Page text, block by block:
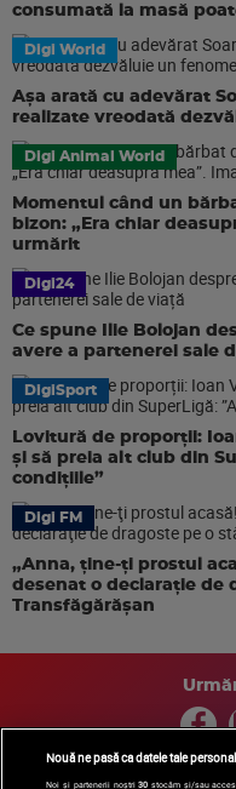
consumată la masă
Digi World
Așa arată cu adevărat
realizate vreodată
Digi Animal World
Momentul când un
bizon: „Era chiar
urmărit
Digi24
Ce spune Ilie Bolojan
avere a partenerei sale
DigiSport
Lovitură de proporții:
și să preia alt club din
condițiile”
Digi FM
„Anna, ţine-ţi prostul
desenat o declaraţie de
Transfăgărăşan
Nouă ne pasă ca datele tale
Noi și partenerii noștri30 stocăm și/sau